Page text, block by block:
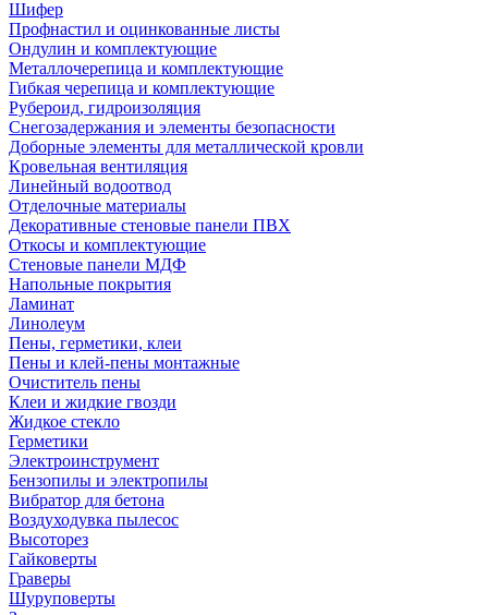
Шифер
Профнастил и оцинкованные листы
Ондулин и комплектующие
Металлочерепица и комплектующие
Гибкая черепица и комплектующие
Рубероид, гидроизоляция
Снегозадержания и элементы безопасности
Доборные элементы для металлической кровли
Кровельная вентиляция
Линейный водоотвод
Отделочные материалы
Декоративные стеновые панели ПВХ
Откосы и комплектующие
Стеновые панели МДФ
Напольные покрытия
Ламинат
Линолеум
Пены, герметики, клеи
Пены и клей-пены монтажные
Очиститель пены
Клеи и жидкие гвозди
Жидкое стекло
Герметики
Электроинструмент
Бензопилы и электропилы
Вибратор для бетона
Воздуходувка пылесос
Высоторез
Гайковерты
Граверы
Шуруповерты